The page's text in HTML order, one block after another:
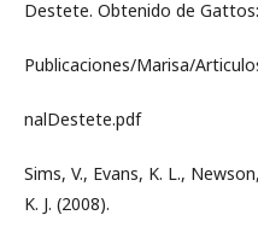
Destete. Obtenido de Gattos:
Publicaciones/Marisa/
nalDestete.pdf
Sims, V., Evans, K. L.,
K. J. (2008).